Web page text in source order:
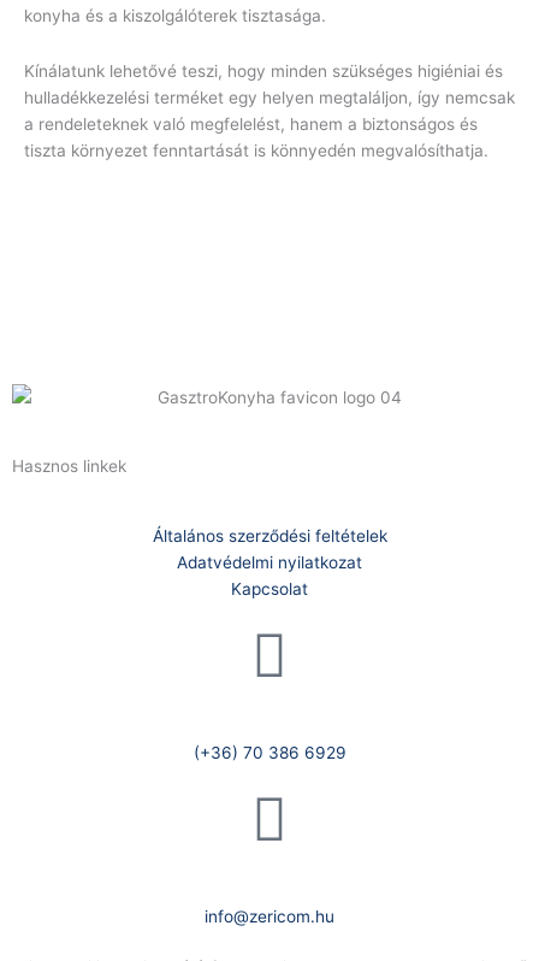
konyha és a kiszolgálóterek tisztasága.
Kínálatunk lehetővé teszi, hogy minden szükséges higiéniai és
hulladékkezelési terméket egy helyen megtaláljon, így nemcsak
a rendeleteknek való megfelelést, hanem a biztonságos és
tiszta környezet fenntartását is könnyedén megvalósíthatja.
Hasznos linkek
Általános szerződési feltételek
Adatvédelmi nyilatkozat
Kapcsolat
(+36) 70 386 6929
info@zericom.hu